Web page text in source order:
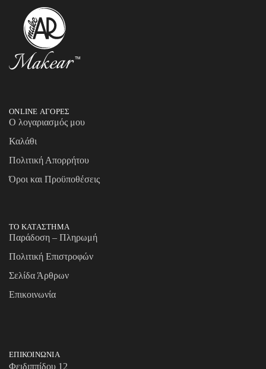
ONLINE ΑΓΟΡΕΣ
Ο λογαριασμός μου
Καλάθι
Πολιτική Απορρήτου
Όροι και Προϋποθέσεις
ΤΟ ΚΑΤΑΣΤΗΜΑ
Παράδοση – Πληρωμή
Πολιτική Επιστροφών
Σελίδα Άρθρων
Επικοινωνία
ΕΠΙΚΟΙΝΩΝΙΑ
Φειδιππίδου 12